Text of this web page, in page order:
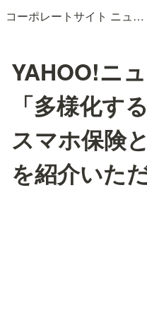
コーポレートサイト ニュースリリースDB
YAHOO!ニ
「多様化す
スマホ保険
を紹介いた